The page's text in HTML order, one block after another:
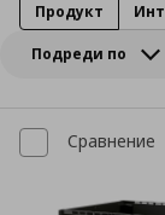
Подреди по
Продукт
Сравнение